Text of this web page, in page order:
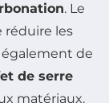
. Le
réduire les
de
de serre
matériaux.